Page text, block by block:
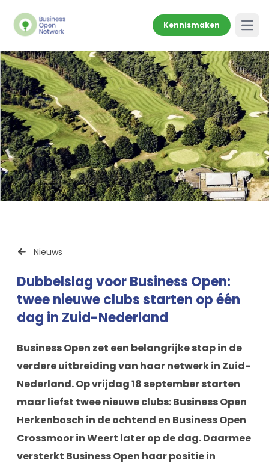
Kennismaken
Nieuws
Dubbelslag voor Business Open:
twee nieuwe clubs starten op één
dag in Zuid-Nederland
Business Open zet een belangrijke stap in de
verdere uitbreiding van haar netwerk in Zuid-
Nederland. Op vrijdag 18 september starten
maar liefst twee nieuwe clubs: Business Open
Herkenbosch in de ochtend en Business Open
Crossmoor in Weert later op de dag. Daarmee
versterkt Business Open haar positie in